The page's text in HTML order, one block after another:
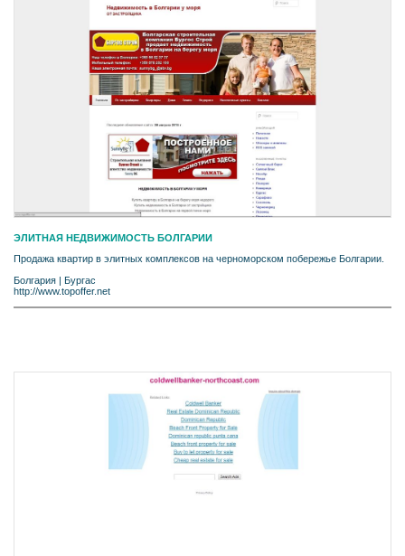
ЭЛИТНАЯ НЕДВИЖИМОСТЬ БОЛГАРИИ
Продажа квартир в элитных комплексов на черноморском побережье Болгарии.
Болгария | Бургас
http://www.topoffer.net